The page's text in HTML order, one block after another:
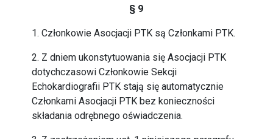
§ 9
1. Członkowie Asocjacji PTK są Członkami PTK.
2. Z dniem ukonstytuowania się Asocjacji PTK
dotychczasowi Członkowie Sekcji
Echokardiografii PTK stają się automatycznie
Członkami Asocjacji PTK bez konieczności
składania odrębnego oświadczenia.